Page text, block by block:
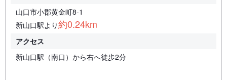
山口市小郡黄金町8-1
新山口駅より約0.24km
アクセス
新山口駅（南口）から右へ徒歩2分